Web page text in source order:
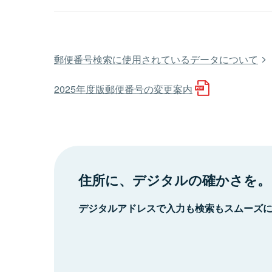
郵便番号検索に使用されているデータについて
2025年度版郵便番号の変更案内
住所に、デジタルの確かさを。
デジタルアドレスで入力も検索もスムーズ